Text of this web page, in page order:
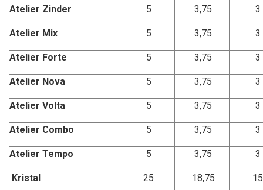
Atelier Zinder 5 3,75 3
Atelier Mix 5 3,75 3
Atelier Forte 5 3,75 3
Atelier Nova 5 3,75 3
Atelier Volta 5 3,75 3
Atelier Combo 5 3,75 3
Atelier Tempo 5 3,75 3
Kristal 25 18,75 15